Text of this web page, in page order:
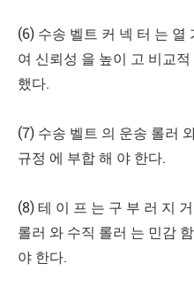
(6) 수송 벨트 커 넥 터 는 열
여 신뢰성 을 높이 고 비교
했다.
(7) 수송 벨트 의 운송 롤러
규정 에 부합 해 야 한다.
(8) 테 이 프 는 구 부 러 지
롤러 와 수직 롤러 는 민감
야 한다.